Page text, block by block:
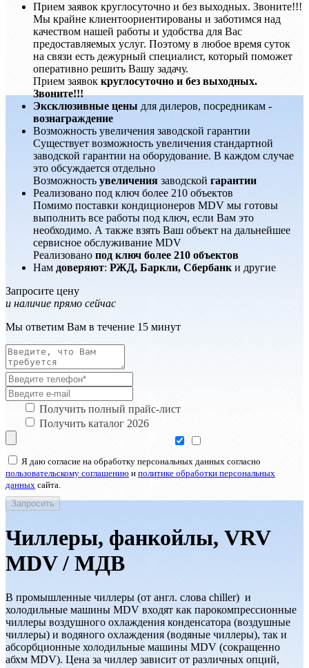
Прием заявок круглосуточно и без выходных. Звоните!!!
Мы крайне клиентоориентированы и заботимся над
качеством нашей работы и удобства для Вас
предоставляемых услуг. Поэтому в любое время суток
на связи есть дежурный специалист, который поможет
оперативно решить Вашу задачу.
Прием заявок круглосуточно и без выходных.
Звоните!!!
Эксклюзивные цены для дилеров, посредникам -
вознаграждение
Возможность увеличения заводской гарантии
Существует возможность увеличения стандартной
заводской гарантии на оборудование. В каждом случае
это обсуждается отдельно
Возможность увеличения заводской гарантии
Реализовано под ключ более 210 объектов
Помимо поставки кондиционеров MDV мы готовы
выполнить все работы под ключ, если Вам это
необходимо. А также взять Ваш объект на дальнейшее
сервисное обслуживание MDV
Реализовано под ключ более 210 объектов
Нам доверяют: РЖД, Баркли, Сбербанк и другие
Запросите цену
и наличие прямо сейчас
Мы ответим Вам в течение 15 минут
Получить полный прайс-лист
Получить каталог 2026
Я даю согласие на обработку персональных данных согласно
пользовательскому соглашению и политике обработки персональных
данных сайта.
Чиллеры, фанкойлы, VRV
MDV / МДВ
В промышленные чиллеры (от англ. слова chiller) и
холодильные машины MDV входят как парокомпрессионные
чиллеры воздушного охлаждения конденсатора (воздушные
чиллеры) и водяного охлаждения (водяные чиллеры), так и
абсорбционные холодильные машины MDV (сокращенно
абхм MDV). Цена за чиллер зависит от различных опций,